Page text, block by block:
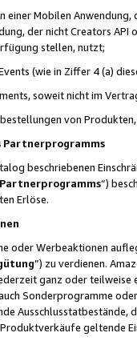
Mobilen
der nicht Creators
stellen, nutzt;
(wie in Ziffer 4 (a)
soweit nicht im
von
Partnerprogramms
beschriebenen
“)
Erlöse.
oder Werbeaktionen
”) zu verdienen.
ganz oder
Sonderprogramme
Ausschlusstatbestände,
geltende